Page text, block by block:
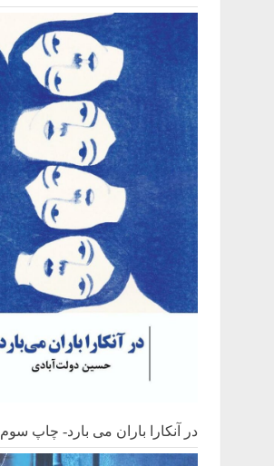
در آنکارا باران می بارد- چاپ سوم